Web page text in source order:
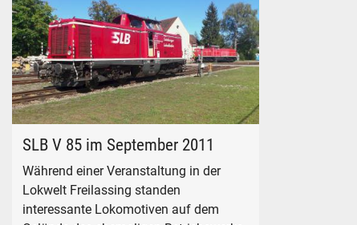
SLB V 85 im September 2011
Während einer Veranstaltung in der
Lokwelt Freilassing standen
interessante Lokomotiven auf dem